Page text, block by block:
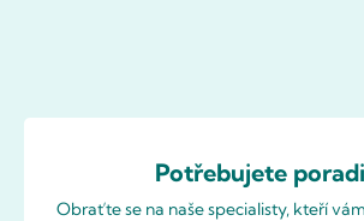
Potřebujete
Obraťte se na naše specialisty, kteří